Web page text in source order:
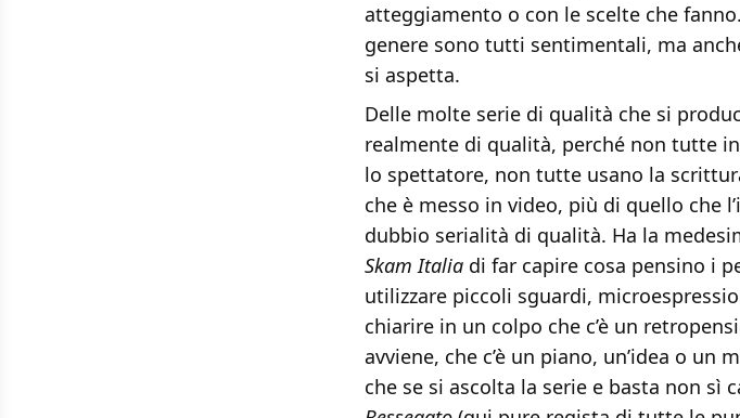
atteggiamento o con le scelte che
genere sono tutti sentimentali, ma
si aspetta.
Delle molte serie di qualità che si
realmente di qualità, perché non tutte
lo spettatore, non tutte usano la
che è messo in video, più di quello che
dubbio serialità di qualità. Ha la
Skam Italia di far capire cosa pensino i
utilizzare piccoli sguardi,
chiarire in un colpo che c’è un
avviene, che c’è un piano, un’idea o
che se si ascolta la serie e basta non sì